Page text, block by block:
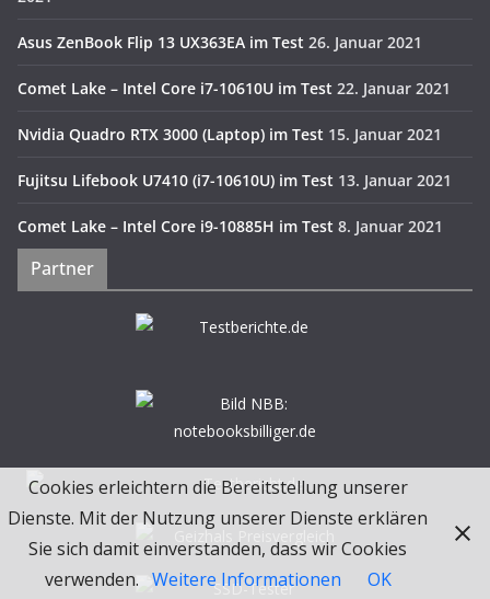
Asus ZenBook Flip 13 UX363EA im Test 26. Januar 2021
Comet Lake – Intel Core i7-10610U im Test 22. Januar 2021
Nvidia Quadro RTX 3000 (Laptop) im Test 15. Januar 2021
Fujitsu Lifebook U7410 (i7-10610U) im Test 13. Januar 2021
Comet Lake – Intel Core i9-10885H im Test 8. Januar 2021
Partner
Cookies erleichtern die Bereitstellung unserer
Dienste. Mit der Nutzung unserer Dienste erklären
Sie sich damit einverstanden, dass wir Cookies
verwenden. Weitere Informationen OK